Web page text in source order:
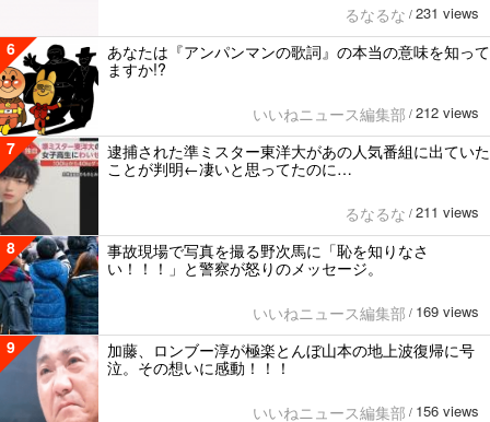
るなるな / 231 views
6
あなたは『アンパンマンの歌詞』の本当の意味を知って
ますか!?
いいねニュース編集部 / 212 views
7
逮捕された準ミスター東洋大があの人気番組に出ていた
ことが判明←凄いと思ってたのに…
るなるな / 211 views
8
事故現場で写真を撮る野次馬に「恥を知りなさ
い！！！」と警察が怒りのメッセージ。
いいねニュース編集部 / 169 views
9
加藤、ロンブー淳が極楽とんぼ山本の地上波復帰に号
泣。その想いに感動！！！
いいねニュース編集部 / 156 views